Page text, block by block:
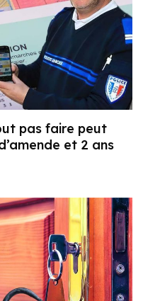
pas faire peut
et 2 ans